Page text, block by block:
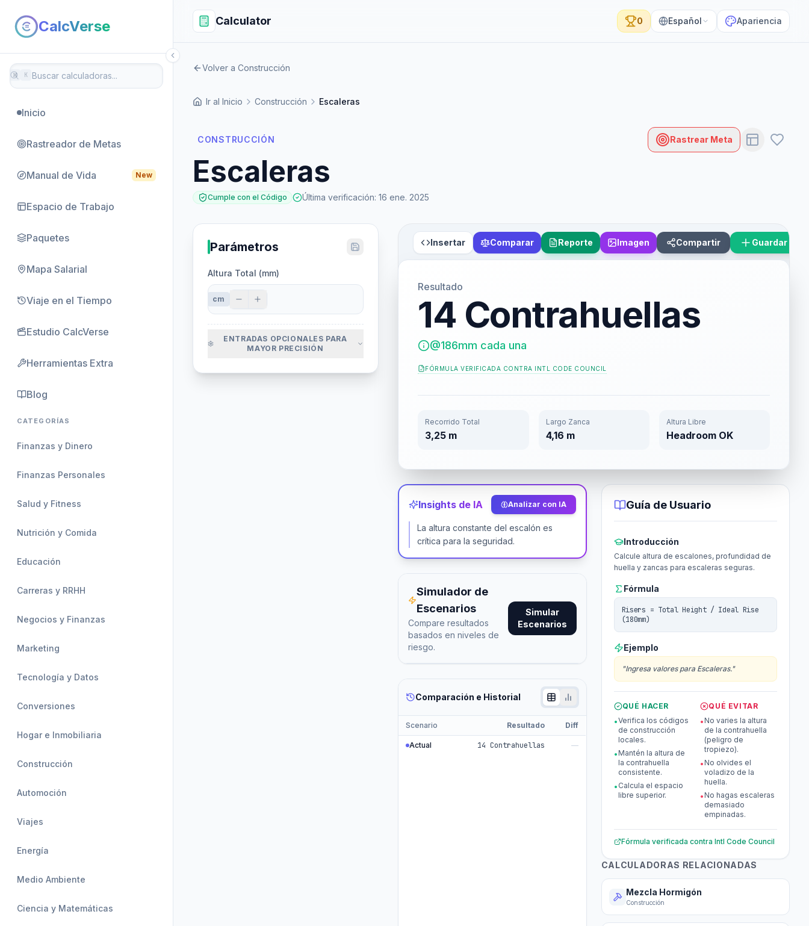
CalcVerse
⌘ K
Inicio
Rastreador de Metas
Manual de Vida New
Espacio de Trabajo
Paquetes
Mapa Salarial
Viaje en el Tiempo
Estudio CalcVerse
Herramientas Extra
Blog
CATEGORÍAS
Finanzas y Dinero
Finanzas Personales
Salud y Fitness
Nutrición y Comida
Educación
Carreras y RRHH
Negocios y Finanzas
Marketing
Tecnología y Datos
Conversiones
Hogar e Inmobiliaria
Construcción
Automoción
Viajes
Energía
Medio Ambiente
Ciencia y Matemáticas
Calculator 0 Español Apariencia
Volver a Construcción
Ir al Inicio Construcción Escaleras
CONSTRUCCIÓN Rastrear Meta
Escaleras
Cumple con el Código Última verificación: 16 ene. 2025
Parámetros
Altura Total (mm)
cm
ENTRADAS OPCIONALES PARA
MAYOR PRECISIÓN
Insertar Comparar Reporte Imagen Compartir Guardar
Resultado
14 Contrahuellas
@186mm cada una
FÓRMULA VERIFICADA CONTRA INTL CODE COUNCIL
Recorrido Total
3,25 m
Largo Zanca
4,16 m
Altura Libre
Headroom OK
Insights de IA Analizar con IA
La altura constante del escalón es
crítica para la seguridad.
Simulador de
Escenarios
Compare resultados
basados en niveles de
riesgo.
Simular
Escenarios
Comparación e Historial
Scenario Resultado Diff
Actual 14 Contrahuellas —
Guía de Usuario
Introducción
Calcule altura de escalones, profundidad de
huella y zancas para escaleras seguras.
Fórmula
Risers = Total Height / Ideal Rise
(180mm)
Ejemplo
"Ingresa valores para Escaleras."
QUÉ HACER
•Verifica los códigos
de construcción
locales.
• Mantén la altura de
la contrahuella
consistente.
• Calcula el espacio
libre superior.
QUÉ EVITAR
• No varies la altura
de la contrahuella
(peligro de
tropiezo).
• No olvides el
voladizo de la
huella.
• No hagas escaleras
demasiado
empinadas.
Fórmula verificada contra Intl Code Council
CALCULADORAS RELACIONADAS
Mezcla Hormigón
Construcción